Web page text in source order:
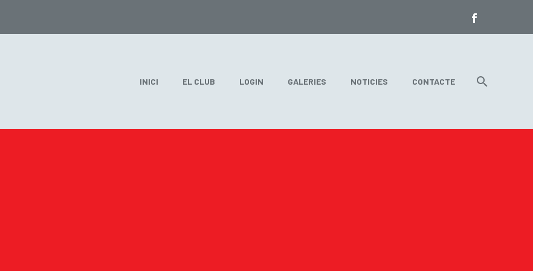
INICI EL CLUB LOGIN GALERIES NOTICIES CONTACTE